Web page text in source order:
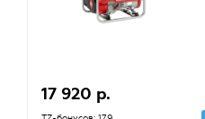
17 920 р.